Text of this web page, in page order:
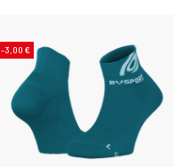
-3,00 €